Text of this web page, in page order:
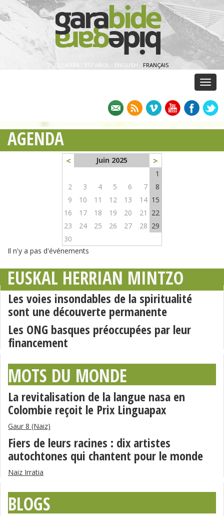
EUSKARA ESPAÑOL · ENGLISH · FRANÇAIS
AGENDA
< Juin 2025 >
1
2
3 4 5 6 7
8
9
10 11 12 13 14 15
16
17 18 19 20 21
22
23
24 25 26 27 28 29
30
Il n'y a pas d'événements
EUSKAL HERRIAN MINTZO
Les voies insondables de la spiritualité
sont une découverte permanente
Les ONG basques préoccupées par leur
financement
MOTS DU MONDE
La revitalisation de la langue nasa en
Colombie reçoit le Prix Linguapax
Gaur 8 (Naiz)
Fiers de leurs racines : dix artistes
autochtones qui chantent pour le monde
Naiz Irratia
BLOGS